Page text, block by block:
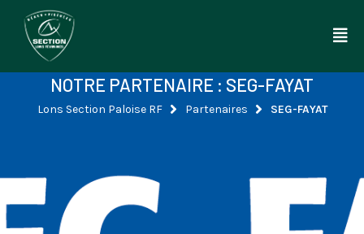
contenu
NOTRE PARTENAIRE : SEG-FAYAT
Lons Section Paloise RF Partenaires SEG-FAYAT